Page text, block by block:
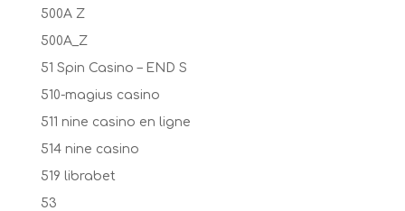
500A Z
500A_Z
51 Spin Casino – END S
510-magius casino
511 nine casino en ligne
514 nine casino
519 librabet
53